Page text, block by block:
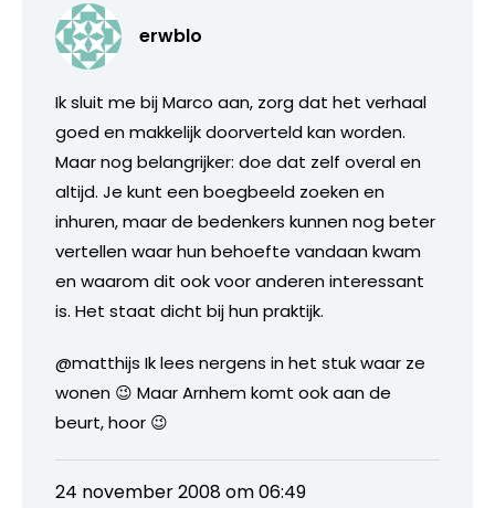
erwblo
Ik sluit me bij Marco aan, zorg dat het verhaal
goed en makkelijk doorverteld kan worden.
Maar nog belangrijker: doe dat zelf overal en
altijd. Je kunt een boegbeeld zoeken en
inhuren, maar de bedenkers kunnen nog beter
vertellen waar hun behoefte vandaan kwam
en waarom dit ook voor anderen interessant
is. Het staat dicht bij hun praktijk.
@matthijs Ik lees nergens in het stuk waar ze
wonen 😉 Maar Arnhem komt ook aan de
beurt, hoor 😉
24 november 2008 om 06:49